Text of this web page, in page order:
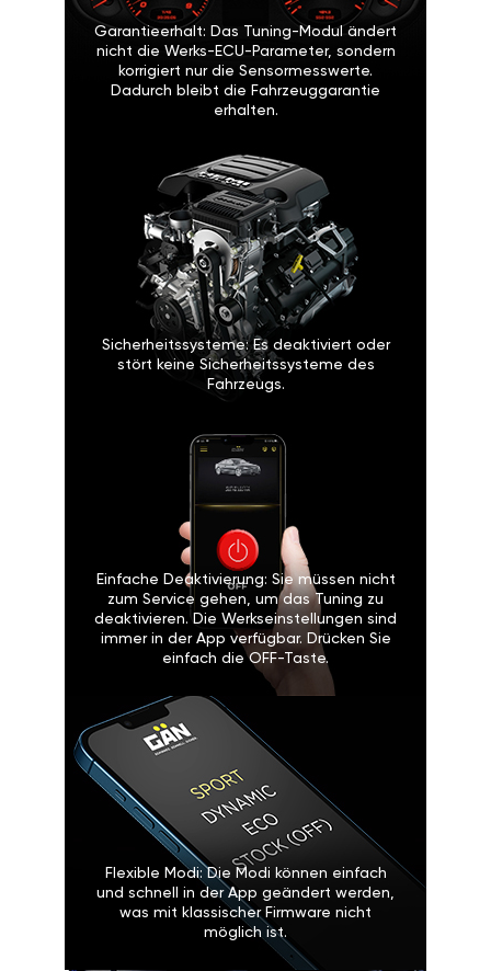
Garantieerhalt: Das Tuning-Modul ändert
nicht die Werks-ECU-Parameter, sondern
korrigiert nur die Sensormesswerte.
Dadurch bleibt die Fahrzeuggarantie
erhalten.
Sicherheitssysteme: Es deaktiviert oder
stört keine Sicherheitssysteme des
Fahrzeugs.
Einfache Deaktivierung: Sie müssen nicht
zum Service gehen, um das Tuning zu
deaktivieren. Die Werkseinstellungen sind
immer in der App verfügbar. Drücken Sie
einfach die OFF-Taste.
Flexible Modi: Die Modi können einfach
und schnell in der App geändert werden,
was mit klassischer Firmware nicht
möglich ist.